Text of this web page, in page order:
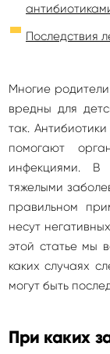
Последствия
Многие
вредны для
так.
помогают
инфекциями.
тяжелыми
правильном
несут
этой статье мы
каких случаях
могут быть
При каких